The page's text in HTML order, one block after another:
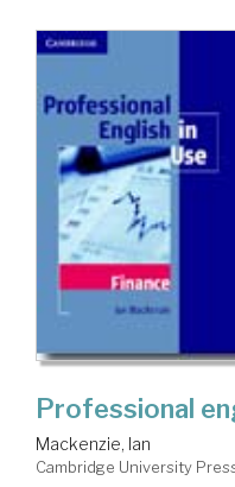
Professional
Mackenzie, Ian
Cambridge University